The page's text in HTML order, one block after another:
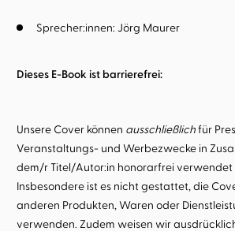
Sprecher:innen: Jörg Maurer
Dieses E-Book ist barrierefrei:
Unsere Cover können ausschließlichfür
Veranstaltungs- und Werbezwecke in
dem/r Titel/Autor:in honorarfrei verwendet
Insbesondere ist es nicht gestattet, die
anderen Produkten, Waren oder
verwenden. Zudem weisen wir